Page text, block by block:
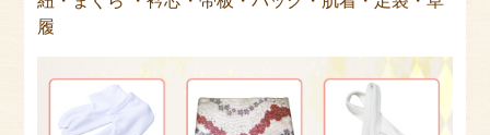
履